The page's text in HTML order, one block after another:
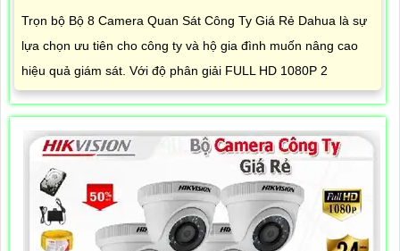
Trọn bộ Bộ 8 Camera Quan Sát Công Ty Giá Rẻ Dahua là sự
lựa chọn ưu tiên cho công ty và hộ gia đình muốn nâng cao
hiệu quả giám sát. Với độ phân giải FULL HD 1080P 2